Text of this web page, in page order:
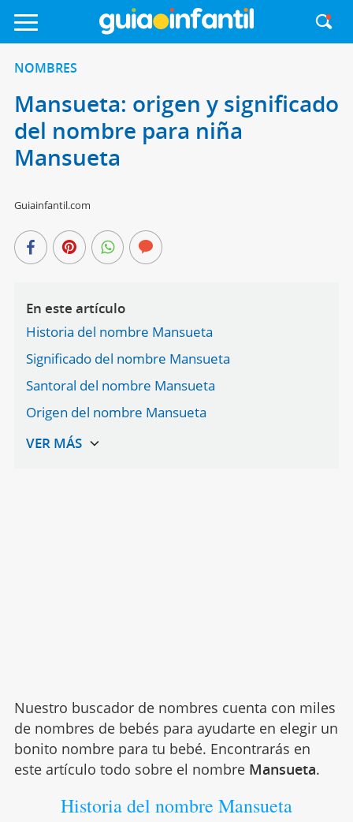
NOMBRES
Mansueta: origen y significado
del nombre para niña
Mansueta
Guiainfantil.com
En este artículo
Historia del nombre Mansueta
Significado del nombre Mansueta
Santoral del nombre Mansueta
Origen del nombre Mansueta
Nuestro buscador de nombres cuenta con miles
de nombres de bebés para ayudarte en elegir un
bonito nombre para tu bebé. Encontrarás en
este artículo todo sobre el nombre Mansueta.
Historia del nombre Mansueta